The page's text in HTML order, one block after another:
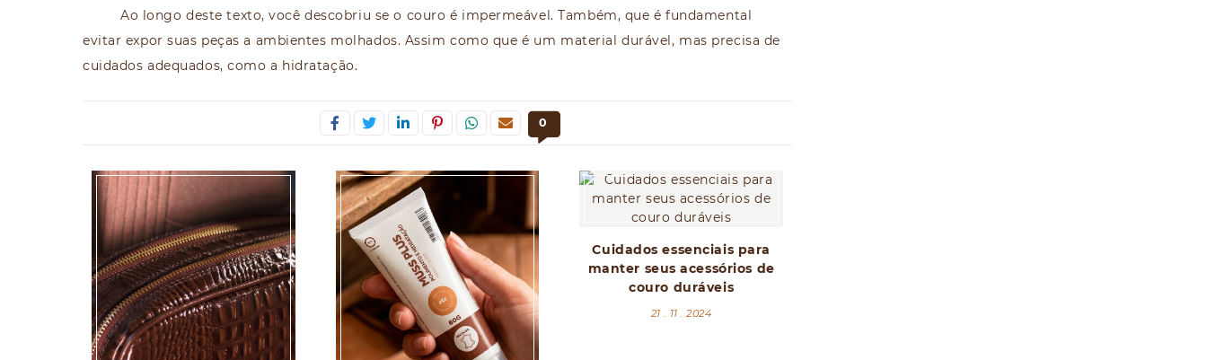
Ao longo deste texto, você descobriu se o couro é impermeável. Também, que é fundamental
evitar expor suas peças a ambientes molhados. Assim como que é um material durável, mas precisa de
cuidados adequados, como a hidratação.
0
Cuidados essenciais para
manter seus acessórios de
couro duráveis
21 . 11 . 2024